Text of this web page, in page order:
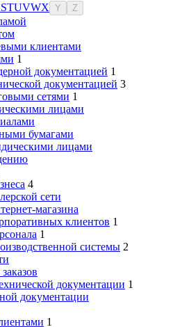
STUVWX Y Z
клиентами
1
документацией 1
документацией 3
сетями 1
лицами
бумагами
лицами
4
сети
магазина
клиентов 1
1
системы 2
документации 1
документации
1